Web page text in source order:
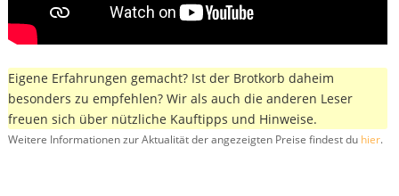
Eigene Erfahrungen gemacht? Ist der Brotkorb daheim
besonders zu empfehlen? Wir als auch die anderen Leser
freuen sich über nützliche Kauftipps und Hinweise.
Weitere Informationen zur Aktualität der angezeigten Preise findest du hier.